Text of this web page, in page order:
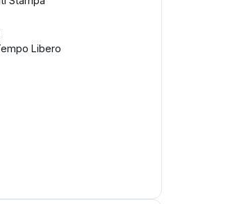
Libero